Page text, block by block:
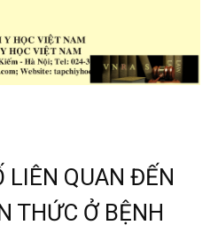
LIÊN QUAN ĐẾN
THỨC Ở BỆNH